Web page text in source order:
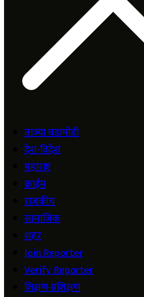
ताज्या घडामोडी
देश-विदेश
महाराष्ट्र
क्राईम
राजकीय
सामाजिक
शहर
Join Reporter
Verify Reporter
शिक्षण-प्रशिक्षण